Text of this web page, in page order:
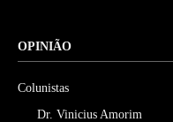
OPINIÃO
Colunistas
Dr. Vinicius Amorim